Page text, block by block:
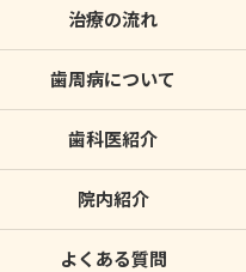
治療の流れ
歯周病について
歯科医紹介
院内紹介
よくある質問